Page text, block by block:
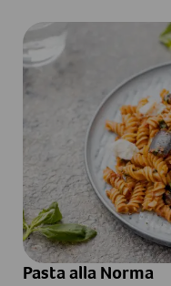
Pasta alla Norma